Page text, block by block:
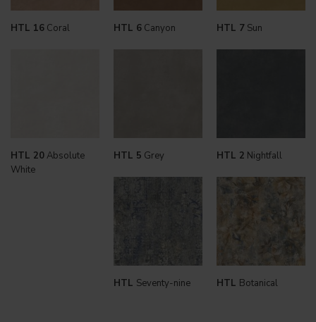
HTL 16 Coral HTL 6Canyon HTL 7Sun
HTL 20Absolute
White
HTL 5 Grey HTL 2 Nightfall
HTL Seventy-nine HTL Botanical